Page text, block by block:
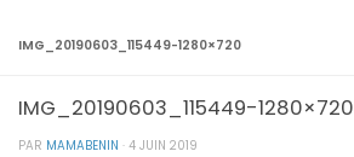
IMG_20190603_115449-1280×720
IMG_20190603_115449-1280×720
PAR MAMABENIN · 4 JUIN 2019